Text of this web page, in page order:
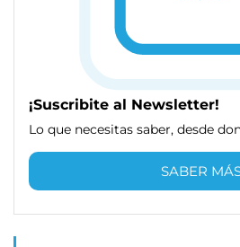
¡Suscribite al Newsletter!
Lo que necesitas saber, desde
SABER